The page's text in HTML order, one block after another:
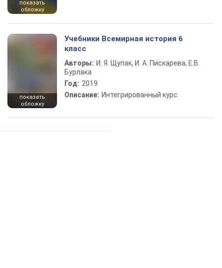
показать
обложку
показать
обложку
Учебники Всемирная история 6
класс
Авторы: И. Я. Щупак, И. А. Пискарева, Е.В.
Бурлака
Год: 2019
Описание: Интегрированный курс